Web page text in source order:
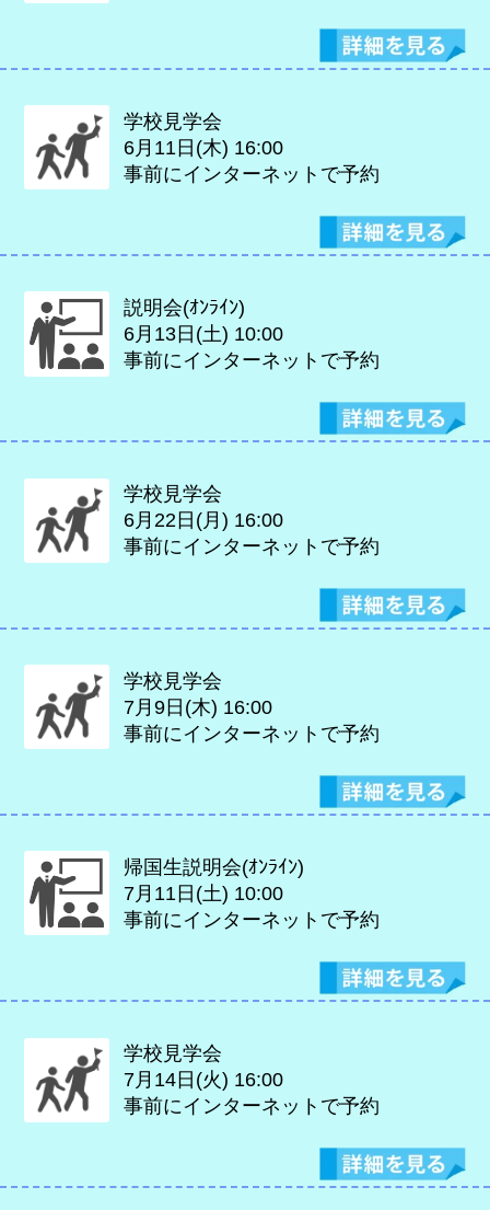
学校見学会
6月11日(木) 16:00
事前にインターネットで予約
説明会(ｵﾝﾗｲﾝ)
6月13日(土) 10:00
事前にインターネットで予約
学校見学会
6月22日(月) 16:00
事前にインターネットで予約
学校見学会
7月9日(木) 16:00
事前にインターネットで予約
帰国生説明会(ｵﾝﾗｲﾝ)
7月11日(土) 10:00
事前にインターネットで予約
学校見学会
7月14日(火) 16:00
事前にインターネットで予約